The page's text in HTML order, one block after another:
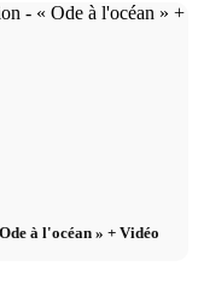
à l'océan » + Vidéo